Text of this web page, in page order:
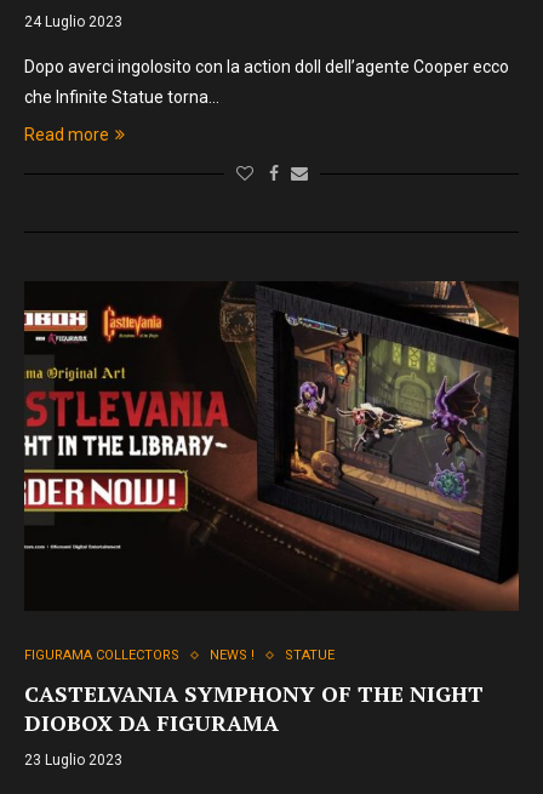
24 Luglio 2023
Dopo averci ingolosito con la action doll dell’agente Cooper ecco
che Infinite Statue torna…
Read more
FIGURAMA COLLECTORS NEWS ! STATUE
CASTELVANIA SYMPHONY OF THE NIGHT
DIOBOX DA FIGURAMA
23 Luglio 2023